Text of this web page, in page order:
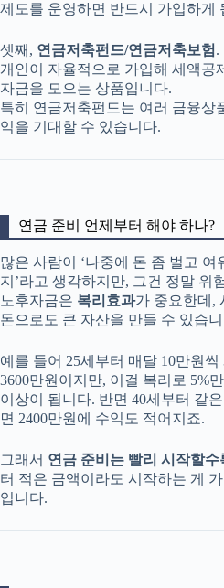
제도를 운영하면 반드시 가입하게
셋째, 연금저축펀드/연금저축보험 .
개인이 자율적으로 가입해 세액공
자금을 모으는 상품입니다.
특히 연금저축펀드는 여러 금융상
익을 기대할 수 있습니다.
연금 준비 언제부터 해야 하나?
많은 사람이 ‘나중에 돈 좀 벌고 여
지’라고 생각하지만, 그건 정말 위
노후자금은 복리효과가 중요한데,
돈으로도 큰 자산을 만들 수 있습
예를 들어 25세부터 매달 10만원
3600만원이지만, 이걸 복리로 5%
이상이 됩니다. 반면 40세부터 같
면 2400만원에 수익도 적어지죠.
그래서 연금 준비는 빨리 시작할수
터 적은 금액이라도 시작하는 게
입니다.